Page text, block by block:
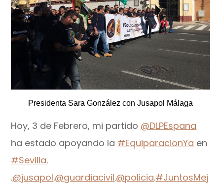
Presidenta Sara González con Jusapol Málaga
Hoy, 3 de Febrero, mi partido @DLPEspana
ha estado apoyando la #EquiparacionYa en
#Sevilla.
.@jusapol.@guardiacivil.@policia.#JuntosMej